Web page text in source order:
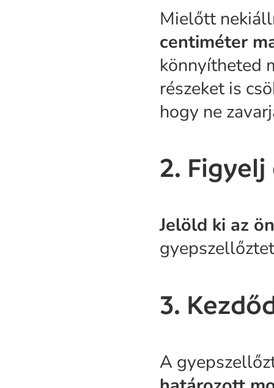
Mielőtt
centiméter
könnyítheted
részeket is
hogy ne
2.
Jelöld ki az
3.
A